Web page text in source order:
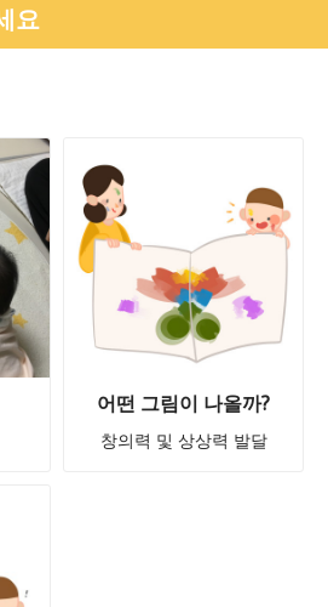
요
어떤 그림이 나올까?
창의력 및 상상력 발달